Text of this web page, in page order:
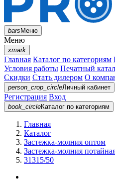
barsМеню
Меню
xmark
Главная Каталог по категориям
Условия работы Печатный
Скидки Стать дилером О
person_crop_circleЛичный кабинет
Регистрация Вход
book_circleКаталог по категориям
Главная
Каталог
Застежка-молния оптом
Застежка-молния
31315/50